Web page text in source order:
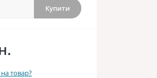
Купити
товар?